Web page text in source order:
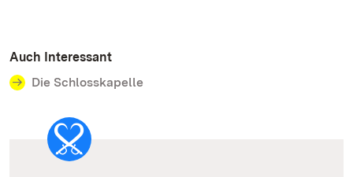
Auch Interessant
Die Schlosskapelle